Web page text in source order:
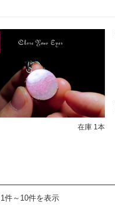
在庫 1本
件～10件を表示